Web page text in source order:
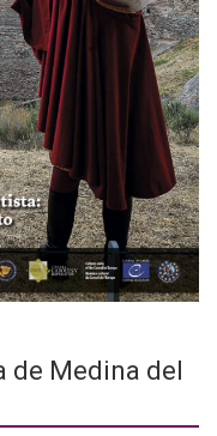
de Medina del